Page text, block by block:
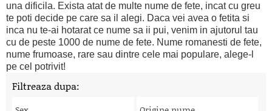
una dificila. Exista atat de multe nume de fete, incat cu greu
te poti decide pe care sa il alegi. Daca vei avea o fetita si
inca nu te-ai hotarat ce nume sa ii pui, venim in ajutorul tau
cu de peste 1000 de nume de fete. Nume romanesti de fete,
nume frumoase, rare sau dintre cele mai populare, alege-l
pe cel potrivit!
Filtreaza dupa: